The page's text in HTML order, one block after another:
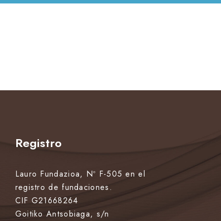
Registro
Lauro Fundazioa, Nº F-505 en el
registro de fundaciones.
CIF G21668264
Goitiko Antsobiaga, s/n